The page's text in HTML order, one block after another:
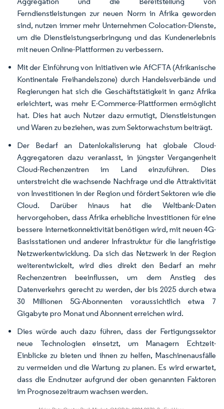
Ferndienstleistungen zur neuen Norm in Afrika geworden
sind, nutzen immer mehr Unternehmen Colocation-Dienste,
um die Dienstleistungserbringung und das Kundenerlebnis
mit neuen Online-Plattformen zu verbessern.
Mit der Einführung von Initiativen wie AfCFTA (Afrikanische
Kontinentale Freihandelszone) durch Handelsverbände und
Regierungen hat sich die Geschäftstätigkeit in ganz Afrika
erleichtert, was mehr E-Commerce-Plattformen ermöglicht
hat. Dies hat auch Nutzer dazu ermutigt, Dienstleistungen
und Waren zu beziehen, was zum Sektorwachstum beiträgt.
Der Bedarf an Datenlokalisierung hat globale Cloud-
Aggregatoren dazu veranlasst, in jüngster Vergangenheit
Cloud-Rechenzentren im Land einzuführen. Dies
unterstreicht die wachsende Nachfrage und die Attraktivität
von Investitionen in der Region und fördert Sektoren wie die
Cloud. Darüber hinaus hat die Weltbank-Daten
hervorgehoben, dass Afrika erhebliche Investitionen für eine
bessere Internetkonnektivität benötigen wird, mit neuen 4G-
Basisstationen und anderer Infrastruktur für die langfristige
Netzwerkentwicklung. Da sich das Netzwerk in der Region
weiterentwickelt, wird dies direkt den Bedarf an mehr
Rechenzentren beeinflussen, um dem Anstieg des
Datenverkehrs gerecht zu werden, der bis 2025 durch etwa
30 Millionen 5G-Abonnenten voraussichtlich etwa 7
Gigabyte pro Monat und Abonnent erreichen wird.
Dies würde auch dazu führen, dass der Fertigungssektor
neue Technologien einsetzt, um Managern Echtzeit-
Einblicke zu bieten und ihnen zu helfen, Maschinenausfälle
zu vermeiden und die Wartung zu planen. Es wird erwartet,
dass die Endnutzer aufgrund der oben genannten Faktoren
im Prognosezeitraum wachsen werden.